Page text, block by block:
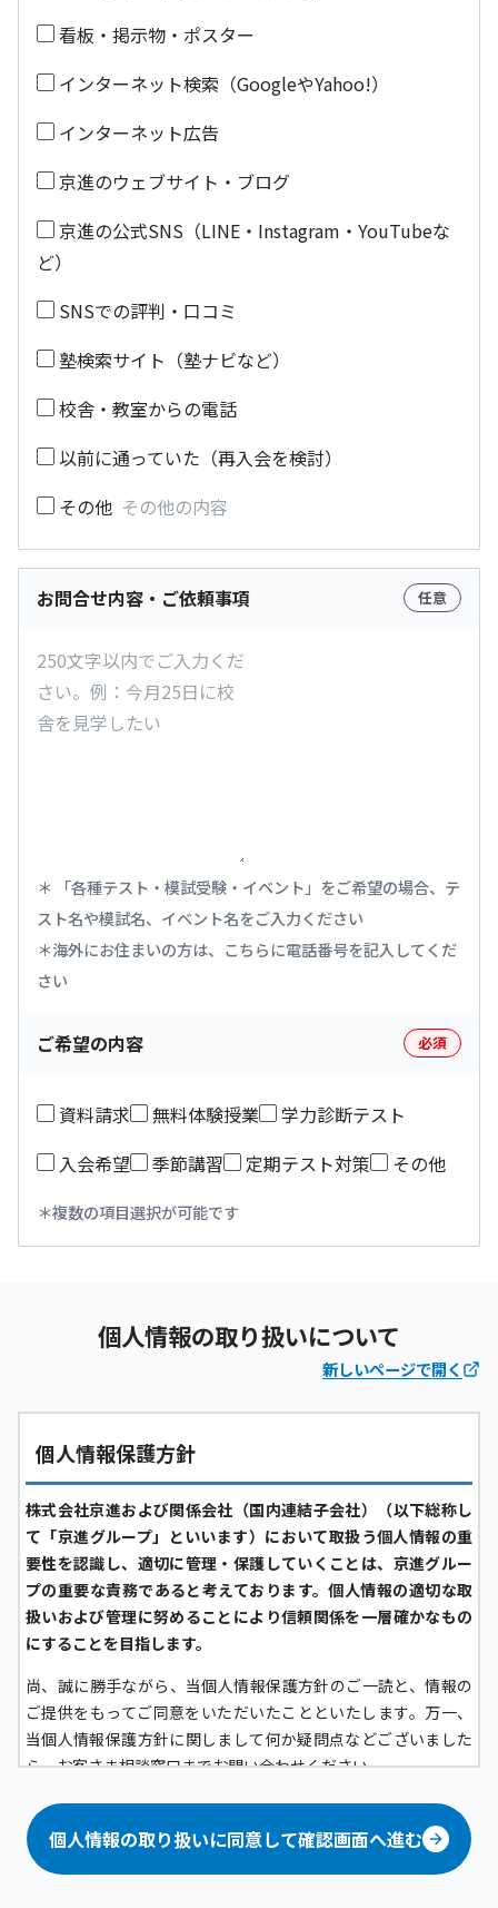
看板・掲示物・ポスター
インターネット検索（GoogleやYahoo!）
インターネット広告
京進のウェブサイト・ブログ
京進の公式SNS（LINE・Instagram・YouTubeな
ど）
SNSでの評判・口コミ
塾検索サイト（塾ナビなど）
校舎・教室からの電話
以前に通っていた（再入会を検討）
その他
お問合せ内容・ご依頼事項 任意
「各種テスト・模試受験・イベント」をご希望の場合、テ
スト名や模試名、イベント名をご入力ください
海外にお住まいの方は、こちらに電話番号を記入してくだ
さい
ご希望の内容 必須
資料請求 無料体験授業
学力診断テスト
入会希望
季節講習 定期テスト対策 その他
複数の項目選択が可能です
個人情報の取り扱いについて
新しいページで開く
個人情報保護方針
株式会社京進および関係会社（国内連結子会社）（以下総称し
て「京進グループ」といいます）において取扱う個人情報の重
要性を認識し、適切に管理・保護していくことは、京進グルー
プの重要な責務であると考えております。個人情報の適切な取
扱いおよび管理に努めることにより信頼関係を一層確かなもの
にすることを目指します。
尚、誠に勝手ながら、当個人情報保護方針のご一読と、情報の
ご提供をもってご同意をいただいたことといたします。万一、
当個人情報保護方針に関しまして何か疑問点などございました
ら、お客さま相談窓口までお問い合わせください。
京進グループにおける個人情報の定義について
京進グループにおいては、生存する「顧客（グループ各社が提
個人情報の取り扱いに同意して確認画面へ進む